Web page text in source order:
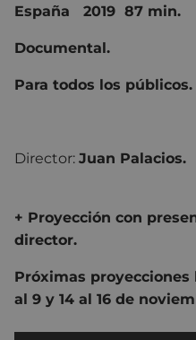
España 2019 87 min.
Documental.
Para todos los públicos.
Director: Juan Palacios.
+ Proyección con
director.
Próximas
al 9 y 14 al 16 de